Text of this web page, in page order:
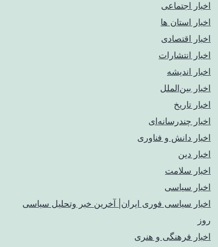
اخبار اجتماعی
اخبار استان ها
اخبار اقتصادی
اخبار انتشارات
اخبار اندیشه
اخبار بین‌الملل
اخبار تاریخ
اخبار چندرسانه‌ای
اخبار دانش و فناوری
اخبار دین
اخبار سلامت
اخبار سیاسی
اخبار سیاسی فوری ایران| آخرین خبر وتحلیل سیاسی
روز
اخبار فرهنگی و هنری